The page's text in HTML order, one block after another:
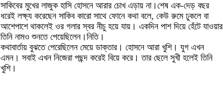
সাকিবের মুখের লাজুক হাসি হোসনে আরার চোখ এড়ায় না।শেষ এক-দেড় বছর
ধরেই লক্ষ্য করেছেন সাকিব কারো সাথে ফোনে কথা বলে, কেউ রুমে ঢুকলে বা
আশেপাশে থাকলেই ওর গলার স্বর নীচু হয়ে যায়। একদিন পাশ দিয়ে হেঁটে যাওয়ার
তিনি নামও শুনতে পেয়েছিলেন।নিতি।
কথাবার্তায় বুঝতে পেরেছিলেন মেয়ে ডাক্তার। হোসনে আরা খুশি। যুগ এখন
এমন। সবাই এখন নিজেরা পছন্দ করেই বিয়ে করে। তার ছেলে সুখী হলেই তিনি
খুশি।